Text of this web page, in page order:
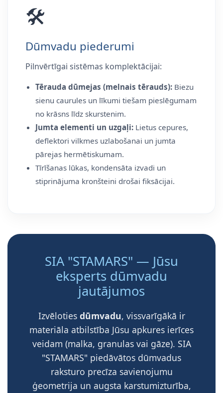
🛠️
Dūmvadu piederumi
Pilnvērtīgai sistēmas komplektācijai:
Tērauda dūmejas (melnais tērauds): Biezu
sienu caurules un līkumi tiešam pieslēgumam
no krāsns līdz skurstenim.
Jumta elementi un uzgaļi: Lietus cepures,
deflektori vilkmes uzlabošanai un jumta
pārejas hermētiskumam.
Tīrīšanas lūkas, kondensāta izvadi un
stiprinājuma kronšteini drošai fiksācijai.
SIA "STAMARS" — Jūsu
eksperts dūmvadu
jautājumos
Izvēloties dūmvadu, vissvarīgākā ir
materiāla atbilstība Jūsu apkures ierīces
veidam (malka, granulas vai gāze). SIA
"STAMARS" piedāvātos dūmvadus
raksturo precīza savienojumu
ģeometrija un augsta karstumizturība,